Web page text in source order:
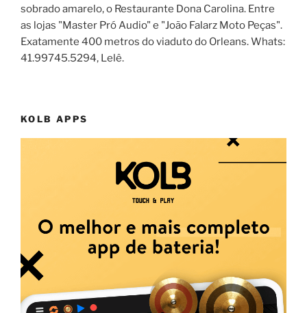
sobrado amarelo, o Restaurante Dona Carolina. Entre
as lojas "Master Pró Audio" e "João Falarz Moto Peças".
Exatamente 400 metros do viaduto do Orleans. Whats:
41.99745.5294, Lelê.
KOLB APPS